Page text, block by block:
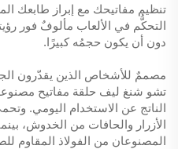
تنظيم مفاتيحك مع إبراز طابعك
التحكُّم في الألعاب مألوفٌ فور
دون أن يكون حجمُه كبيرًا.
مصممٌ للأشخاص الذين يقدّرون
تشو شنغ ليف حلقة مفاتيح
الناتج عن الاستخدام اليومي.
الأزرار والحافات من الخدوش،
المصنوعان من الفولاذ المقاوم